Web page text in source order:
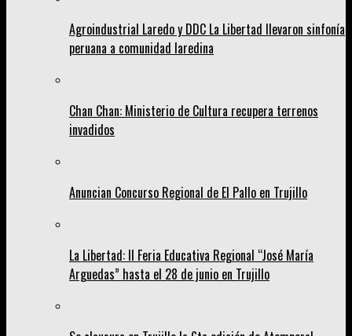
Agroindustrial Laredo y DDC La Libertad llevaron sinfonía
peruana a comunidad laredina
Chan Chan: Ministerio de Cultura recupera terrenos
invadidos
Anuncian Concurso Regional de El Pallo en Trujillo
La Libertad: II Feria Educativa Regional “José María
Arguedas” hasta el 28 de junio en Trujillo